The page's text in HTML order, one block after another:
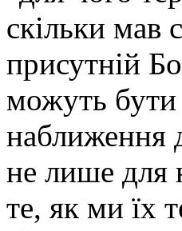
скільки мав
присутній
можуть
наближення
не лише для
те, як ми їх